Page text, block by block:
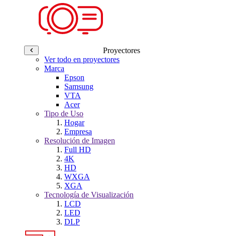
Proyectores
Ver todo en proyectores
Marca
Epson
Samsung
VTA
Acer
Tipo de Uso
Hogar
Empresa
Resolución de Imagen
Full HD
4K
HD
WXGA
XGA
Tecnología de Visualización
LCD
LED
DLP